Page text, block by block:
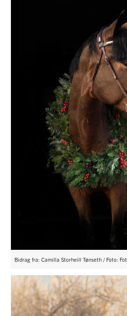
Bidrag fra: Camilla Storheill Tønseth / Foto: